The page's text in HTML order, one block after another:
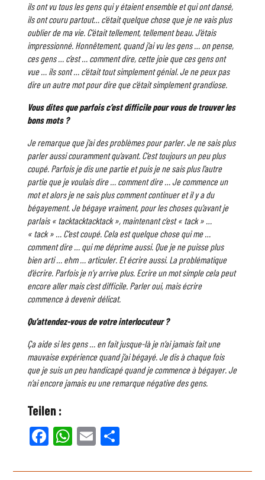
ils ont vu tous les gens qui y étaient ensemble et qui ont dansé,
ils ont couru partout… c’était quelque chose que je ne vais plus
oublier de ma vie. C’était tellement, tellement beau. J’étais
impressionné. Honnêtement, quand j’ai vu les gens … on pense,
ces gens … c’est … comment dire, cette joie que ces gens ont
vue … ils sont … c’était tout simplement génial. Je ne peux pas
dire un autre mot pour dire que c’était simplement grandiose.
Vous dites que parfois c’est difficile pour vous de trouver les
bons mots ?
Je remarque que j’ai des problèmes pour parler. Je ne sais plus
parler aussi couramment qu’avant. C’est toujours un peu plus
coupé. Parfois je dis une partie et puis je ne sais plus l’autre
partie que je voulais dire … comment dire … Je commence un
mot et alors je ne sais plus comment continuer et il y a du
bégayement. Je bégaye vraiment, pour les choses qu’avant je
parlais « tacktacktacktack », maintenant c’est « tack » …
« tack » … C’est coupé. Cela est quelque chose qui me …
comment dire … qui me déprime aussi. Que je ne puisse plus
bien arti … ehm … articuler. Et écrire aussi. La problématique
d’écrire. Parfois je n’y arrive plus. Ecrire un mot simple cela peut
encore aller mais c’est difficile. Parler oui, mais écrire
commence à devenir délicat.
Qu’attendez-vous de votre interlocuteur ?
Ça aide si les gens … en fait jusque-là je n’ai jamais fait une
mauvaise expérience quand j’ai bégayé. Je dis à chaque fois
que je suis un peu handicapé quand je commence à bégayer. Je
n’ai encore jamais eu une remarque négative des gens.
Teilen :
Facebook
WhatsApp
Email